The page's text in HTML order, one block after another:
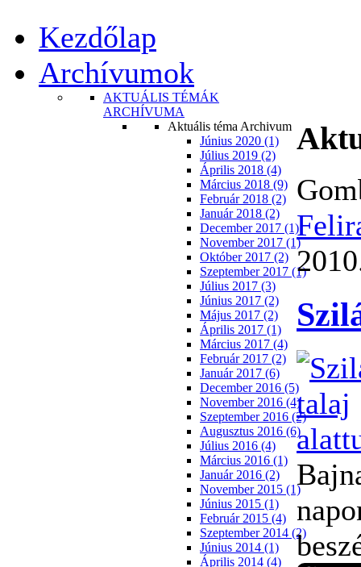
Kezdőlap
Archívumok
AKTUÁLIS TÉMÁK
ARCHÍVUMA
Aktuális téma Archivum
Június 2020 (1)
Július 2019 (2)
Április 2018 (4)
Március 2018 (9)
Február 2018 (2)
Január 2018 (2)
December 2017 (1)
November 2017 (1)
Október 2017 (2)
Szeptember 2017 (1)
Július 2017 (3)
Június 2017 (2)
Május 2017 (2)
Április 2017 (1)
Március 2017 (4)
Február 2017 (2)
Január 2017 (6)
December 2016 (5)
November 2016 (4)
Szeptember 2016 (2)
Augusztus 2016 (6)
Július 2016 (4)
Március 2016 (1)
Január 2016 (2)
November 2015 (1)
Június 2015 (1)
Február 2015 (4)
Szeptember 2014 (2)
Június 2014 (1)
Április 2014 (4)